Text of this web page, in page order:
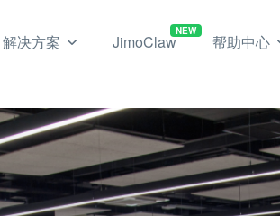
解决方案 JimoClaw
NEW
帮助中心